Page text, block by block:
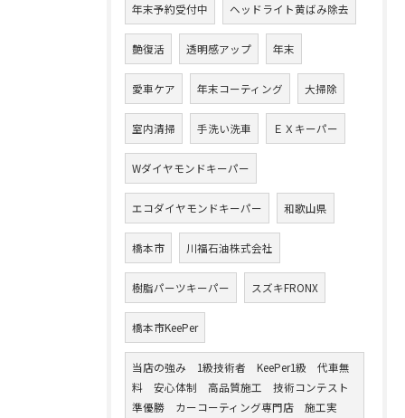
年末予約受付中 ヘッドライト黄ばみ除去
艶復活 透明感アップ 年末
愛車ケア 年末コーティング 大掃除
室内清掃 手洗い洗車 ＥＸキーパー
Wダイヤモンドキーパー
エコダイヤモンドキーパー 和歌山県
橋本市 川福石油株式会社
樹脂パーツキーパー スズキFRONX
橋本市KeePer
当店の強み 1級技術者 KeePer1級 代車無
料 安心体制 高品質施工 技術コンテスト
準優勝 カーコーティング専門店 施工実